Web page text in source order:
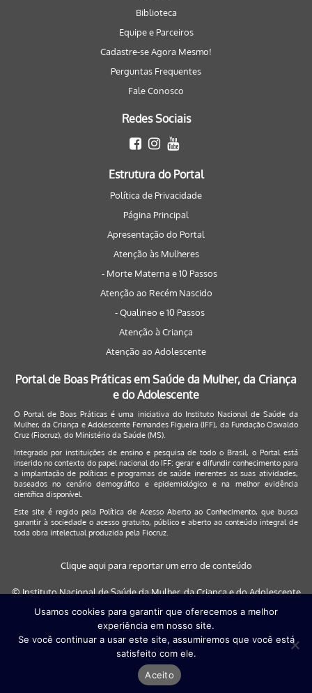
Biblioteca
Equipe e Parceiros
Cadastre-se Agora Mesmo!
Perguntas Frequentes
Fale Conosco
Redes Sociais
Estrutura do Portal
Política de Privacidade
Página Principal
Apresentação do Portal
Atenção às Mulheres
- Morte Materna e 10 Passos
Atenção ao Recém Nascido
- Qualineo e 10 Passos
Atenção à Criança
Atenção ao Adolescente
Portal de Boas Práticas em Saúde da Mulher, da Criança
e do Adolescente
O Portal de Boas Práticas é uma iniciativa do Instituto Nacional de Saúde da
Mulher, da Criança e Adolescente Fernandes Figueira (IFF), da Fundação Oswaldo
Cruz (Fiocruz), do Ministério da Saúde (MS).
Integrado por instituições de ensino e pesquisa de todo o Brasil, o Portal está
inserido no contexto do papel nacional do IFF: gerar e difundir conhecimento para
a implantação de políticas e programas de saúde inerentes as suas atividades,
baseados no cenário demográfico e epidemiológico e na melhor evidência
científica disponível.
Este site é regido pela Política de Acesso Aberto ao Conhecimento, que busca
garantir à sociedade o acesso gratuito, público e aberto ao conteúdo integral de
toda obra intelectual produzida pela Fiocruz.
Clique aqui para reportar um erro de conteúdo
© Instituto Nacional de Saúde da Mulher, da Criança e do Adolescente
Este site será melhor visualizado nos navegadores: Google Chrome (a
partir da versão 30) | Internet Explorer (a partir da versão 9) | FireFox (
a partir da versão 29)
Desenvolvido porQuattri Design
Usamos cookies para garantir que oferecemos a melhor
experiência em nosso site.
Se você continuar a usar este site, assumiremos que você está
satisfeito com ele.
Aceito